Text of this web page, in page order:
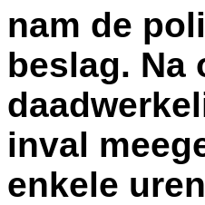
nam de
beslag. Na
inval
enkele